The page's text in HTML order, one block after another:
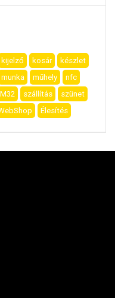
kijelző kosár
készlet
munka műhely
nfc
szállítás
szünet
Élesítés